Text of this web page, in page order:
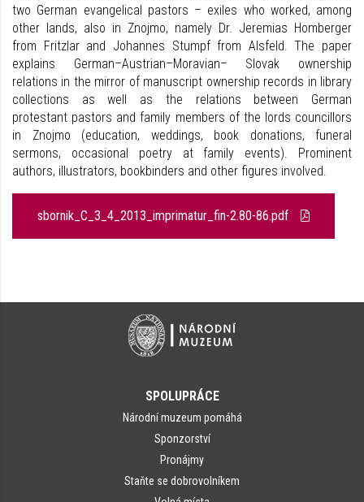
two German evangelical pastors – exiles who worked, among
other lands, also in Znojmo, namely Dr. Jeremias Homberger
from Fritzlar and Johannes Stumpf from Alsfeld. The paper
explains German–Austrian–Moravian– Slovak ownership
relations in the mirror of manuscript ownership records in library
collections as well as the relations between German
protestant pastors and family members of the lords councillors
in Znojmo (education, weddings, book donations, funeral
sermons, occasional poetry at family events). Prominent
authors, illustrators, bookbinders and other figures involved.
sbornik_C_3_4_2013_imprimatur_fin-2.80-86.pdf
SPOLUPRÁCE
Národní muzeum pomáhá
Sponzorství
Pronájmy
Staňte se dobrovolníkem